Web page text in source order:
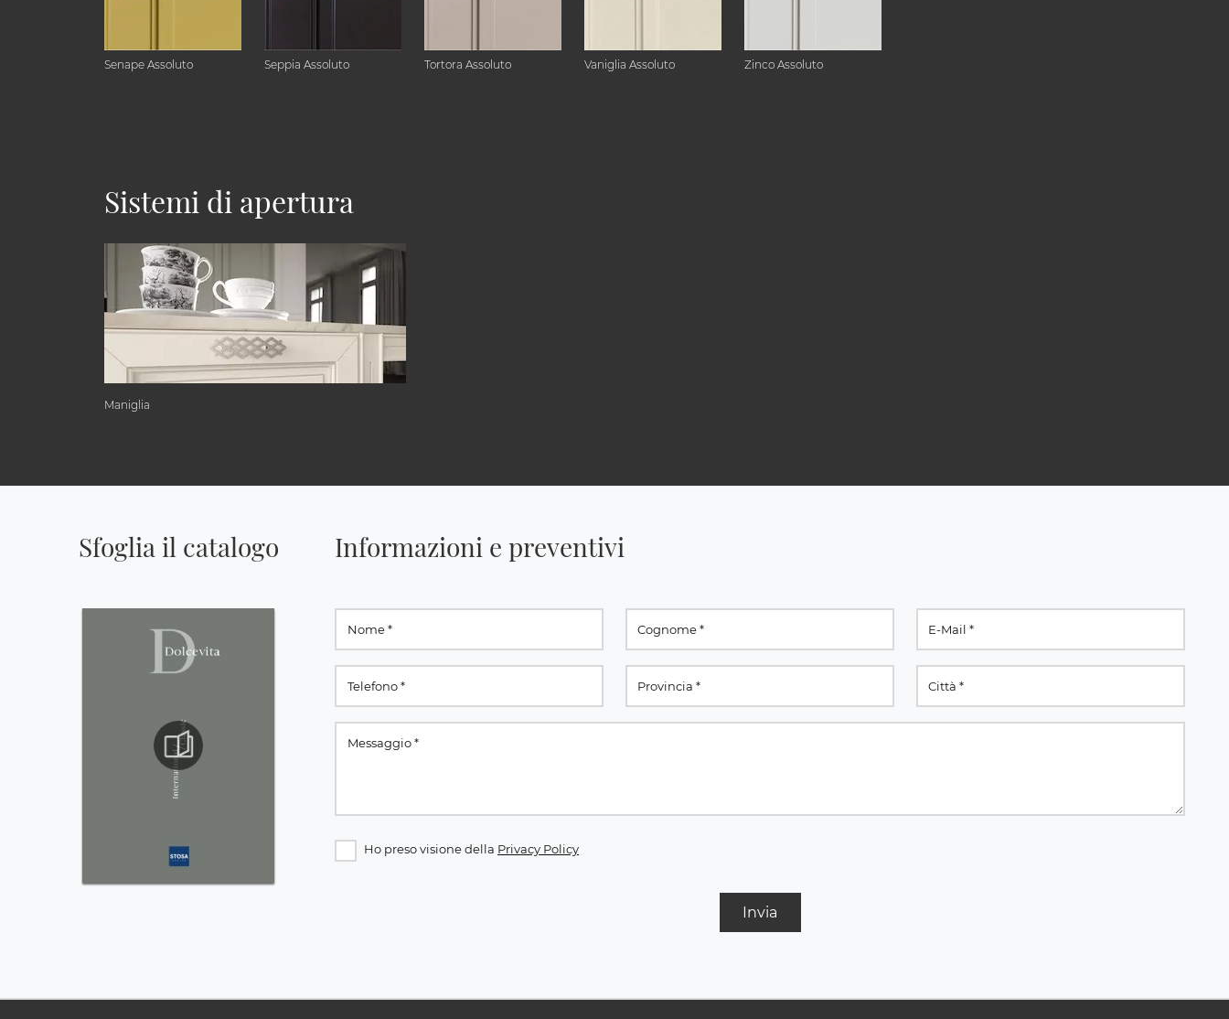
Senape Assoluto Seppia Assoluto Tortora Assoluto Vaniglia Assoluto Zinco Assoluto
Sistemi di apertura
Maniglia
Sfoglia il catalogo Informazioni e preventivi
Ho preso visione della Privacy Policy
Invia